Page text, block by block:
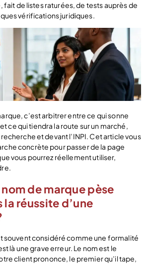
fait de listes raturées, de tests auprès de
vérifications juridiques.
c’est arbitrer entre ce qui sonne
ce qui tiendra la route sur un marché,
et devant l’INPI. Cet article vous
concrète pour passer de la page
vous pourrez réellement utiliser,
de marque pèse
réussite d’une
souvent considéré comme une formalité
là une grave erreur. Le nom est le
client prononce, le premier qu’il tape,